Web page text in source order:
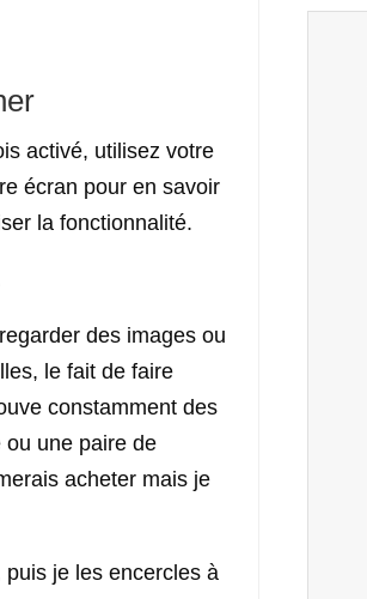
activé, utilisez votre
écran pour en savoir
la fonctionnalité.
des images ou
le fait de faire
constamment des
une paire de
acheter mais je
je les encercles à